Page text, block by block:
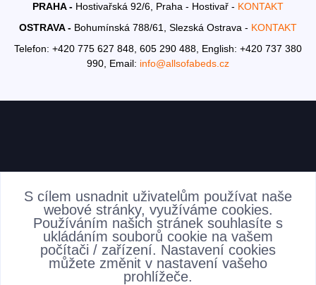
PRAHA - Hostivařská 92/6, Praha - Hostivař - KONTAKT
OSTRAVA - Bohumínská 788/61, Slezská Ostrava - KONTAKT
Telefon: +420 775 627 848, 605 290 488, English: +420 737 380
990, Email: info@allsofabeds.cz
AKTUALITY
S cílem usnadnit uživatelům používat naše
webové stránky, využíváme cookies.
Používáním našich stránek souhlasíte s
ukládáním souborů cookie na vašem
počítači / zařízení. Nastavení cookies
můžete změnit v nastavení vašeho
prohlížeče.